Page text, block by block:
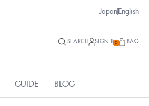
JapanEnglish
SEARCH SIGN IN
0 BAG
GUIDE BLOG